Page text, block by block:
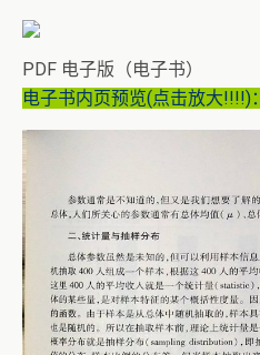
PDF 电子版（电子书）
电子书内页预览(点击放大!!!!)：